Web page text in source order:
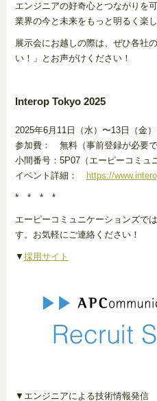
エンジニアの好奇心とつながりを可
業界の今と未来をもっと明るく楽
展示会にお越しの際は、ぜひ各社
い！」とお声がけください！
Interop Tokyo 2025
2025年6月11日（水）〜13日（金
参加費： 無料（事前登録が必要で
小間番号：5P07（エーピーコミュ
イベント詳細：
https://
* * * *
エーピーコミュニケーションズで
す。お気軽にご連絡ください！
▼ 採用サイト
▼エンジニアによる技術情報発信